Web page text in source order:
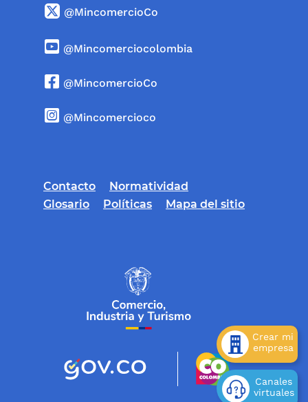
@MincomercioCo
@Mincomerciocolombia
@MincomercioCo
@Mincomercioco
Contacto
Normatividad
Glosario
Políticas Mapa del sitio